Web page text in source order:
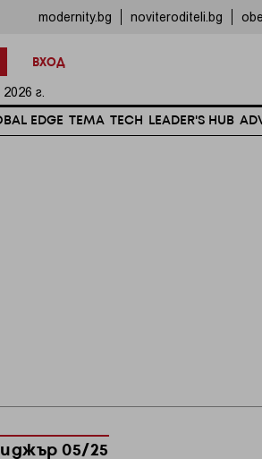
modernity.bg noviteroditeli.bg
ВХОД
г.
EDGE ТЕМА TECH LEADER'S HUB
05/25